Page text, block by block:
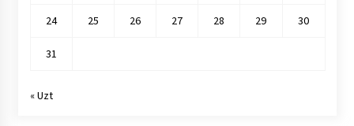
24 25 26 27 28 29 30
31
« Uzt